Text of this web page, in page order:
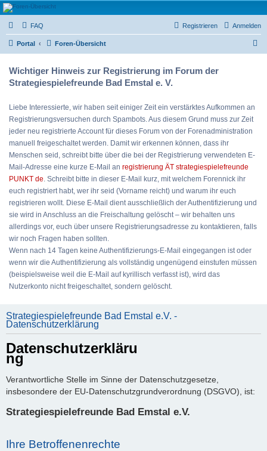
Strategiespielefreunde
Bad Emstal e.V.
Das Forum der Strategiespielefreunde Bad Emstal e.V. - Tabletop und mehr
FAQ Anmelden
Registrieren
Portal Foren-Übersicht
Wichtiger Hinweis zur Registrierung im Forum der
Strategiespielefreunde Bad Emstal e. V.
Liebe Interessierte, wir haben seit einiger Zeit ein verstärktes Aufkommen an
Registrierungsversuchen durch Spambots. Aus diesem Grund muss zur Zeit
jeder neu registrierte Account für dieses Forum von der Forenadministration
manuell freigeschaltet werden. Damit wir erkennen können, dass ihr
Menschen seid, schreibt bitte über die bei der Registrierung verwendeten E-
Mail-Adresse eine kurze E-Mail an registrierung ÄT strategiespielefreunde
PUNKT de. Schreibt bitte in dieser E-Mail kurz, mit welchem Forennick ihr
euch registriert habt, wer ihr seid (Vorname reicht) und warum ihr euch
registrieren wollt. Diese E-Mail dient ausschließlich der Authentifizierung und
sie wird in Anschluss an die Freischaltung gelöscht – wir behalten uns
allerdings vor, euch über unsere Registrierungsadresse zu kontaktieren, falls
wir noch Fragen haben sollten.
Wenn nach 14 Tagen keine Authentifizierungs-E-Mail eingegangen ist oder
wenn wir die Authentifizierung als vollständig ungenügend einstufen müssen
(beispielsweise weil die E-Mail auf kyrillisch verfasst ist), wird das
Nutzerkonto nicht freigeschaltet, sondern gelöscht.
Strategiespielefreunde Bad Emstal e.V. -
Datenschutzerklärung
Datenschutzerkläru
ng
Verantwortliche Stelle im Sinne der Datenschutzgesetze,
insbesondere der EU-Datenschutzgrundverordnung (DSGVO), ist:
Strategiespielefreunde Bad Emstal e.V.
Ihre Betroffenenrechte